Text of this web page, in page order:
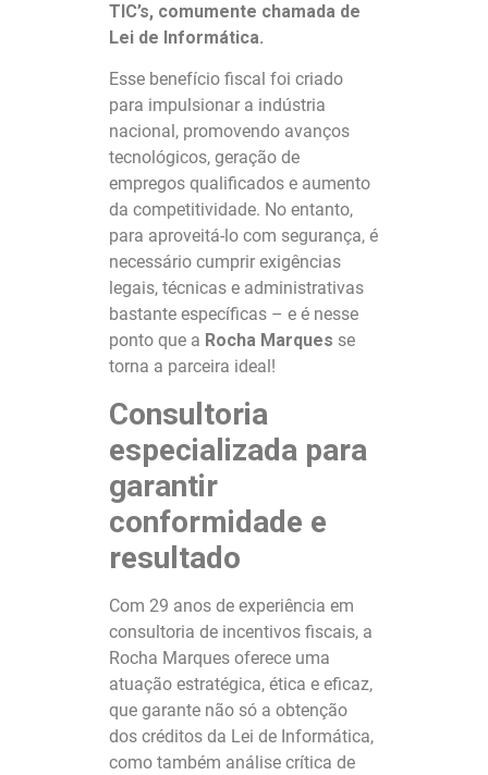
TIC’s, comumente chamada de
Lei de Informática.
Esse benefício fiscal foi criado
para impulsionar a indústria
nacional, promovendo avanços
tecnológicos, geração de
empregos qualificados e aumento
da competitividade. No entanto,
para aproveitá-lo com segurança, é
necessário cumprir exigências
legais, técnicas e administrativas
bastante específicas – e é nesse
ponto que a Rocha Marques se
torna a parceira ideal!
Consultoria
especializada para
garantir
conformidade e
resultado
Com 29 anos de experiência em
consultoria de incentivos fiscais, a
Rocha Marques oferece uma
atuação estratégica, ética e eficaz,
que garante não só a obtenção
dos créditos da Lei de Informática,
como também análise crítica de